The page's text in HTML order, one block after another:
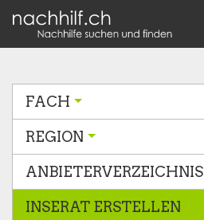
FACH
REGION
ANBIETERVERZEICHNIS
INSERAT ERSTELLEN